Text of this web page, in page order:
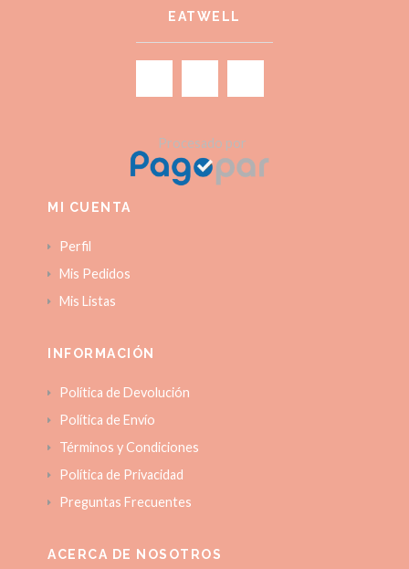
EATWELL
Procesado por
MI CUENTA
Perfil
Mis Pedidos
Mis Listas
INFORMACIÓN
Política de Devolución
Política de Envío
Términos y Condiciones
Política de Privacidad
Preguntas Frecuentes
ACERCA DE NOSOTROS